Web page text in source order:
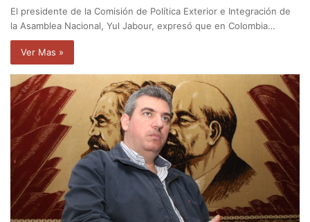
El presidente de la Comisión de Política Exterior e Integración de
la Asamblea Nacional, Yul Jabour, expresó que en Colombia…
Ver Mas »